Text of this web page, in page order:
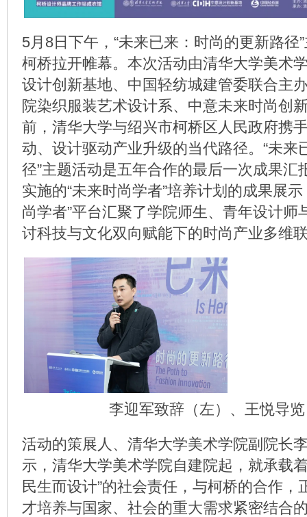
5月8日下午，“未来已来：时尚的更新路径
柯桥拉开帷幕。本次活动由清华大学美术
设计创新基地、中国轻纺城建管委联合主
院染织服装艺术设计系、中意未来时尚创
前，清华大学与绍兴市柯桥区人民政府携
动、设计驱动产业升级的当代路径。“未来
径”主题活动是五年合作的最后一次成果汇
实施的“未来时尚学者”培养计划的成果展
尚学者”平台汇聚了学院师生、青年设计师
讨科技与文化双向赋能下的时尚产业多维
李迎军致辞（左）、王悦导
活动的策展人、清华大学美术学院副院长
示，清华大学美术学院自建院起，就承载
民生而设计”的社会责任，与柯桥的合作，
才培养与国家、社会的重大需求紧密结合